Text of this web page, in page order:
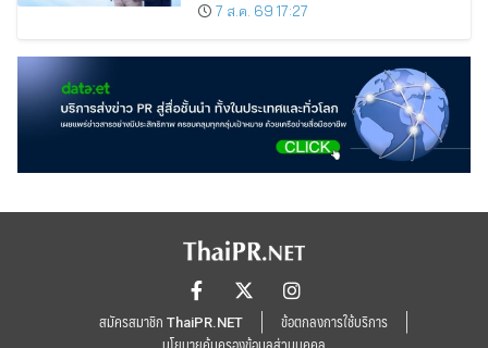
7 ส.ค. 69 17:27
สมัครสมาชิก ThaiPR.NET
ข้อตกลงการใช้บริการ